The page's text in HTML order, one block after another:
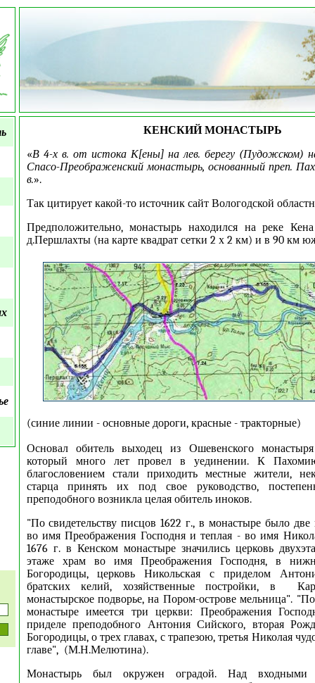
КЕНСКИЙ МОНАСТЫРЬ
«В 4-х в. от истока К[ены] на лев. берегу (Пудожском)
Спасо-Преображенский монастырь, основанный преп.
в.».
Так цитирует какой-то источник сайт Вологодской
Предположительно, монастырь находился на реке
д.Першлахты (на карте квадрат сетки 2 х 2 км) и в 90 км
(синие линии - основные дороги, красные - тракторные)
Основал обитель выходец из Ошевенского
который много лет провел в уединении. К
благословением стали приходить местные жители,
старца принять их под свое руководство,
преподобного возникла целая обитель иноков.
"По свидетельству писцов 1622 г., в монастыре было две
во имя Преображения Господня и теплая - во имя
1676 г. в Кенском монастыре значились церковь
этаже храм во имя Преображения Господня, в
Богородицы, церковь Никольская с приделом
братских келий, хозяйственные постройки, в
монастырское подворье, на Пором-острове мельница".
монастыре имеется три церкви: Преображения
приделе преподобного Антония Сийского, вторая
Богородицы, о трех главах, с трапезою, третья Николая
главе", (М.Н.Мелютина).
Монастырь был окружен оградой. Над входными